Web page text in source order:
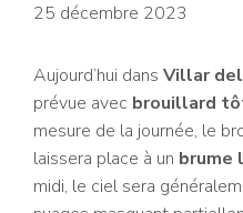
25 décembre 2023
Aujourd’hui dans Villar
prévue avec brouillard
mesure de la journée, le
laissera place à un brume
midi, le ciel sera